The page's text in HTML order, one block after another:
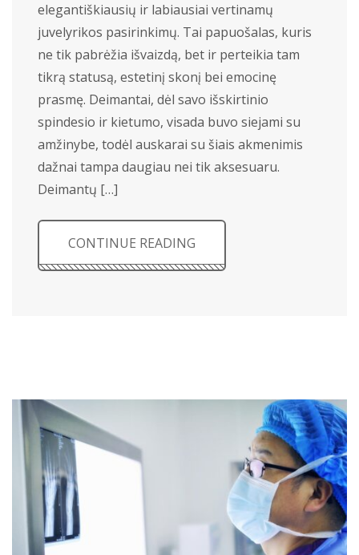
elegantiškiausių ir labiausiai vertinamų
juvelyrikos pasirinkimų. Tai papuošalas, kuris
ne tik pabrėžia išvaizdą, bet ir perteikia tam
tikrą statusą, estetinį skonį bei emocinę
prasmę. Deimantai, dėl savo išskirtinio
spindesio ir kietumo, visada buvo siejami su
amžinybe, todėl auskarai su šiais akmenimis
dažnai tampa daugiau nei tik aksesuaru.
Deimantų […]
CONTINUE READING